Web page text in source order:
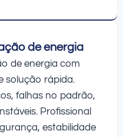
de energia
de energia com
solução rápida.
falhas no padrão,
Profissional
estabilidade